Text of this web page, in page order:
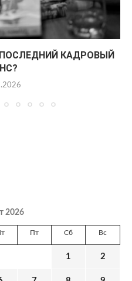
КАДРОВЫЙ
2026
Пт Сб Вс
1 2